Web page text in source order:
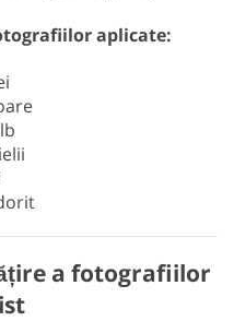
aplicate:
a fotografiilor